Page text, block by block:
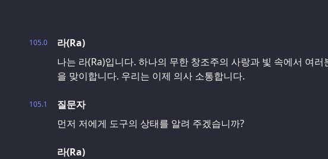
105.0
라(Ra)
나는 라(Ra)입니다. 하나의 무한 창조주의 사랑과 빛 속에서 여러
을 맞이합니다. 우리는 이제 의사 소통합니다.
105.1
질문자
먼저 저에게 도구의 상태를 알려 주겠습니까?
라(Ra)